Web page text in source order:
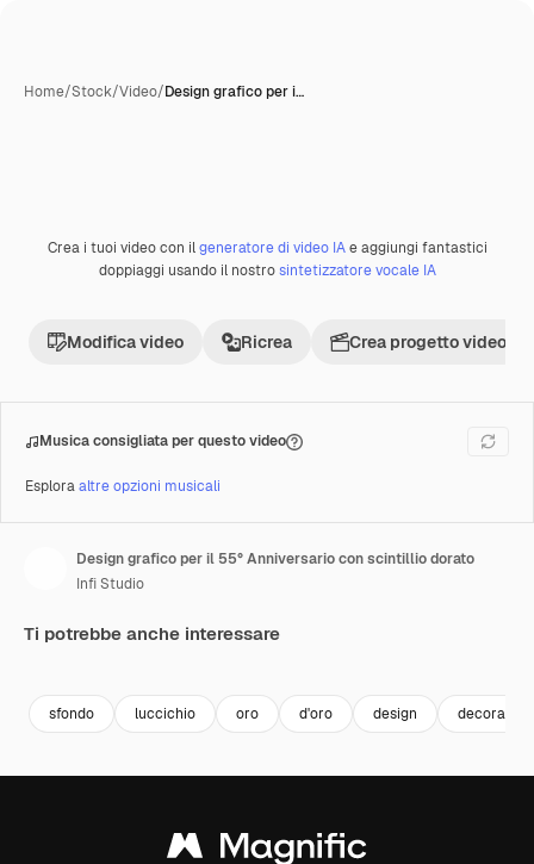
Home/Stock/Video/Design grafico per i…
Premium
Crea i tuoi video con ilgeneratore di video IAe aggiungi fantastici
doppiaggi usando il nostrosintetizzatore vocale IA
Modifica video Ricrea Crea progetto video
Musica consigliata per questo video
Esploraaltre opzioni musicali
Design grafico per il 55° Anniversario con scintillio dorato
Infi Studio
Ti potrebbe anche interessare
sfondo luccichio oro d'oro design